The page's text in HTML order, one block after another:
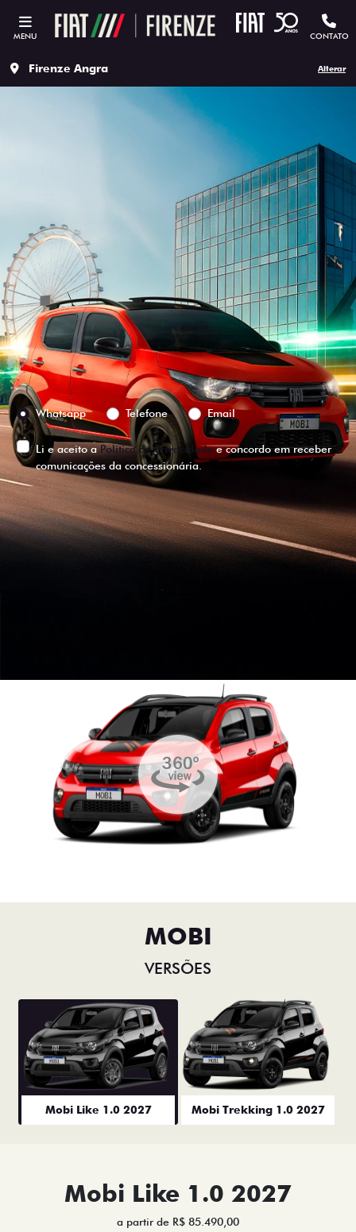
MENU CONTATO
Firenze Angra Alterar
ESTOU INTERESSADO
Versão escolhida
Preferência de contato:
Whatsapp
Telefone Email
Li e aceito aPolítica de Privacidadee concordo em receber
comunicações da concessionária.
ENTRAR EM CONTATO
MOBI
VERSÕES
Mobi Like 1.0 2027 Mobi Trekking 1.0 2027
Mobi Like 1.0 2027
a partir de R$ 85.490,00